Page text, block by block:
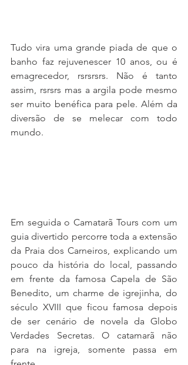
Tudo vira uma grande piada de que o
banho faz rejuvenescer 10 anos, ou é
emagrecedor, rsrsrsrs. Não é tanto
assim, rsrsrs mas a argila pode mesmo
ser muito benéfica para pele. Além da
diversão de se melecar com todo
mundo.
Em seguida o Camatarã Tours com um
guia divertido percorre toda a extensão
da Praia dos Carneiros, explicando um
pouco da história do local, passando
em frente da famosa Capela de São
Benedito, um charme de igrejinha, do
século XVIII que ficou famosa depois
de ser cenário de novela da Globo
Verdades Secretas. O catamarã não
para na igreja, somente passa em